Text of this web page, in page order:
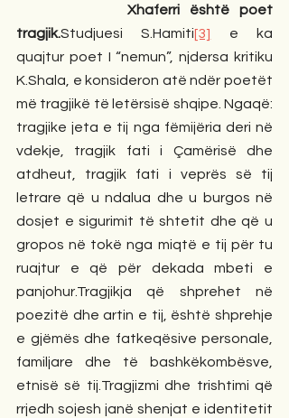
tragjik.Studjuesi S.Hamiti[3] e ka
quajtur poet I “nemun”, njdersa kritiku
K.Shala, e konsideron atë ndër poetët
më tragjikë të letërsisë shqipe. Ngaqë:
tragjike jeta e tij nga fëmijëria deri në
vdekje, tragjik fati i Çamërisë dhe
atdheut, tragjik fati i veprës së tij
letrare që u ndalua dhe u burgos në
dosjet e sigurimit të shtetit dhe që u
gropos në tokë nga miqtë e tij për tu
ruajtur e që për dekada mbeti e
panjohur.Tragjikja që shprehet në
poezitë dhe artin e tij, është shprehje
e gjëmës dhe fatkeqësive personale,
familjare dhe të bashkëkombësve,
etnisë së tij.Tragjizmi dhe trishtimi që
rrjedh sojesh janë shenjat e identitetit